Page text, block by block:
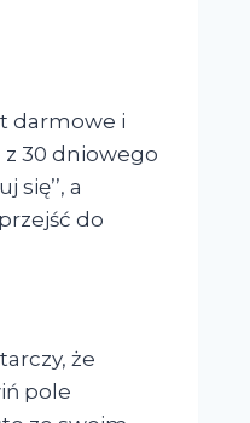
darmowe i
z 30 dniowego
się’’, a
do
że
pole